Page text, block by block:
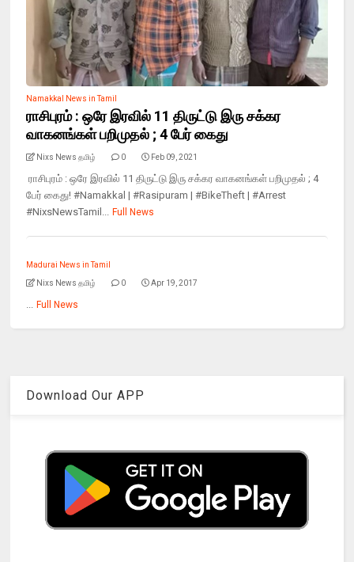
Namakkal News in Tamil
ராசிபுரம் : ஒரே இரவில் 11 திருட்டு இரு சக்கர
வாகனங்கள் பறிமுதல் ; 4 பேர் கைது
Nixs News தமிழ் 0 Feb 09, 2021
ராசிபுரம் : ஒரே இரவில் 11 திருட்டு இரு சக்கர வாகனங்கள் பறிமுதல் ; 4
பேர் கைது! #Namakkal | #Rasipuram | #BikeTheft | #Arrest
#NixsNewsTamil... Full News
Madurai News in Tamil
Nixs News தமிழ் 0 Apr 19, 2017
... Full News
Download Our APP